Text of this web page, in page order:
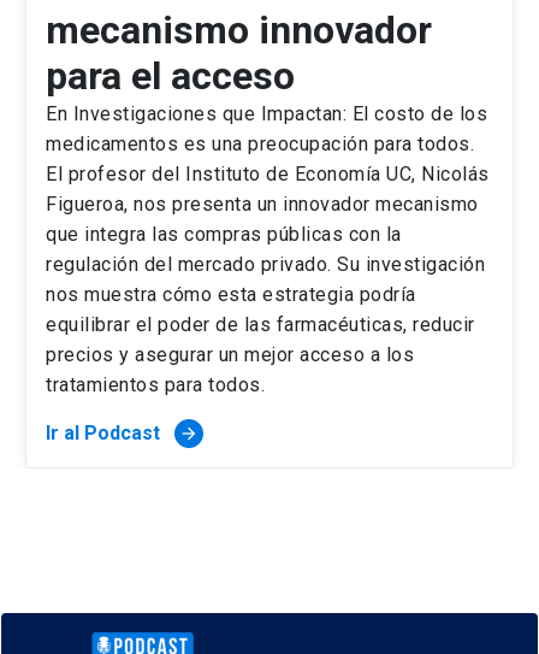
mecanismo innovador
para el acceso
En Investigaciones que Impactan: El costo de los
medicamentos es una preocupación para todos.
El profesor del Instituto de Economía UC, Nicolás
Figueroa, nos presenta un innovador mecanismo
que integra las compras públicas con la
regulación del mercado privado. Su investigación
nos muestra cómo esta estrategia podría
equilibrar el poder de las farmacéuticas, reducir
precios y asegurar un mejor acceso a los
tratamientos para todos.
Ir al Podcast arrow_forward